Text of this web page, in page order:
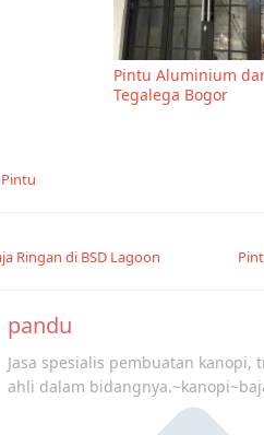
Pintu Aluminium
Tegalega Bogor
Ringan di BSD Lagoon
pandu
Jasa spesialis pembuatan kanopi,
ahli dalam